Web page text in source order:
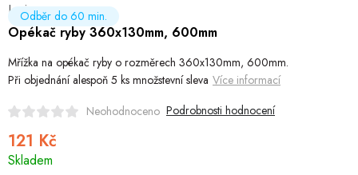
World Cleanup Day
Akční ceny
Vrácení a reklamace
Podmínky ochrany osobních údajů
Obchodní podmínky pro podnikatele
Zásady používání cookies
121 Kč
Skladem
Levior
Opékač ryby 360x130mm, 600mm
Mřížka na opékač ryby o rozměrech 360x130mm, 600mm.
Při objednání alespoň 5 ks množstevní sleva Více informací
Odběr do 60 min.
Neohodnoceno Podrobnosti hodnocení